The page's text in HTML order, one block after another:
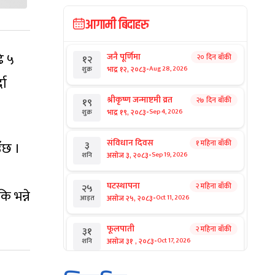
५
।
भन्ने
आगामी बिदाहरु
१२
शुक्र
जनै पूर्णिमा
भाद्र १२, २०८३-Aug 28, 2026
२० दिन बाँकी
१९
शुक्र
श्रीकृष्ण जन्माष्टमी व्रत
भाद्र १९, २०८३-Sep 4, 2026
२७ दिन बाँकी
३
शनि
संविधान दिवस
असोज ३, २०८३-Sep 19, 2026
१ महिना बाँकी
२५
आइत
घटस्थापना
असोज २५, २०८३-Oct 11, 2026
२ महिना बाँकी
३१
शनि
फूलपाती
असोज ३१ , २०८३-Oct 17, 2026
२ महिना बाँकी
कार्तिक सङ्क्रान्ति